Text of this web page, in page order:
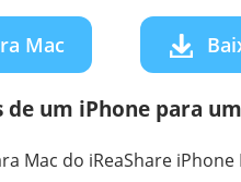
Mac
um iPhone para
Mac do iReaShare